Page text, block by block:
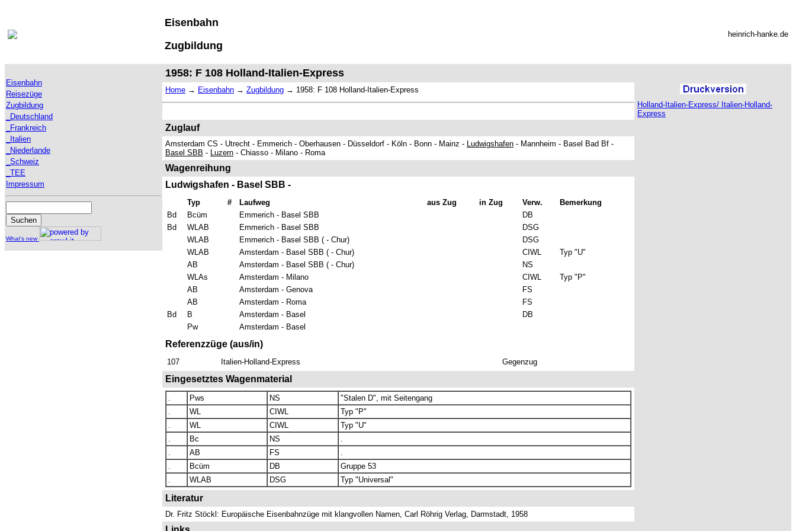
Eisenbahn
Zugbildung
heinrich-hanke.de
Eisenbahn
Reisezüge
Zugbildung
_Deutschland
_Frankreich
_Italien
_Niederlande
_Schweiz
_TEE
Impressum
What's new
1958: F 108 Holland-Italien-Express
Home → Eisenbahn → Zugbildung → 1958: F 108 Holland-Italien-Express
Zuglauf
Amsterdam CS - Utrecht - Emmerich - Oberhausen - Düsseldorf - Köln - Bonn - Mainz - Ludwigshafen - Mannheim - Basel Bad Bf -
Basel SBB - Luzern - Chiasso - Milano - Roma
Wagenreihung
Ludwigshafen - Basel SBB -
Typ # Laufweg aus Zug in Zug Verw.
Bemerkung
Bd
Bcüm Emmerich - Basel SBB
DB
Bd
WLAB Emmerich - Basel SBB
DSG
WLAB
Emmerich - Basel SBB ( - Chur)
DSG
WLAB
Amsterdam - Basel SBB ( - Chur) CIWL
Typ "U"
AB
Amsterdam - Basel SBB ( - Chur)
NS
WLAs
Amsterdam - Milano CIWL
Typ "P"
AB
Amsterdam - Genova
FS
AB
Amsterdam - Roma
FS
Bd
B Amsterdam - Basel
DB
Pw
Amsterdam - Basel
Referenzzüge (aus/in)
107 Italien-Holland-Express Gegenzug
Eingesetztes Wagenmaterial
. Pws NS
"Stalen D", mit Seitengang
.
WL CIWL
Typ "P"
.
WL CIWL
Typ "U"
.
Bc NS
.
.
AB FS
.
.
Bcüm DB
Gruppe 53
.
WLAB DSG Typ "Universal"
Literatur
Dr. Fritz Stöckl: Europäische Eisenbahnzüge mit klangvollen Namen, Carl Röhrig Verlag, Darmstadt, 1958
Holland-Italien-Express/ Italien-Holland-
Express